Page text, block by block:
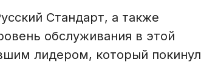
Стандарт, а также
обслуживания в этой
лидером, который покинул